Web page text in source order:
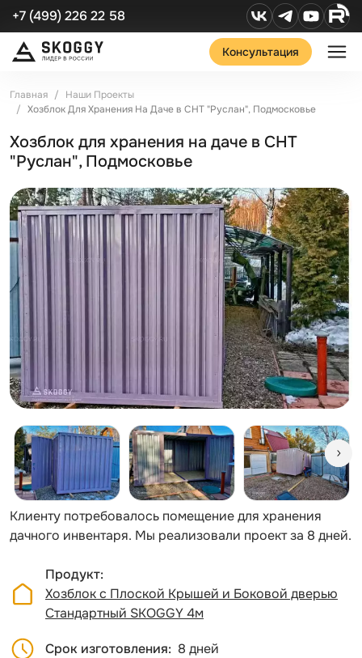
+7 (499) 226 22 58
Консультация
Главная
Наши Проекты
Хозблок Для Хранения На Даче в СНТ "Руслан", Подмосковье
Хозблок для хранения на даче в СНТ
"Руслан", Подмосковье
Клиенту потребовалось помещение для хранения
дачного инвентаря. Мы реализовали проект за 8 дней.
Продукт
Хозблок с Плоской Крышей и Боковой дверью
Стандартный SKOGGY 4м
Срок изготовления 8 дней